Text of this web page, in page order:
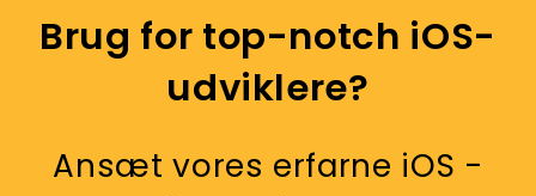
Brug for top-notch iOS-
udviklere?
Ansæt vores erfarne iOS -